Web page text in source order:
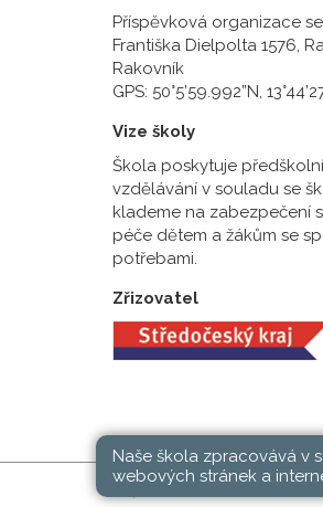
Příspěvková organizace
Františka Dielpolta 1576,
Rakovník
GPS: 50°5’59.992”N,
Vize školy
Škola poskytuje
vzdělávání v souladu se
klademe na zabezpečení
péče dětem a žákům se
potřebami.
Zřizovatel
SŠ, ZŠ a MŠ Rakovník ©
Naše škola zpracovává v
webových stránek a